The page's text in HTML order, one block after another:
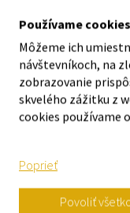
Používame cookies
Môžeme ich
návštevníkoch, na
zobrazovanie
skvelého zážitku z
cookies používame
Poprieť
Povoliť